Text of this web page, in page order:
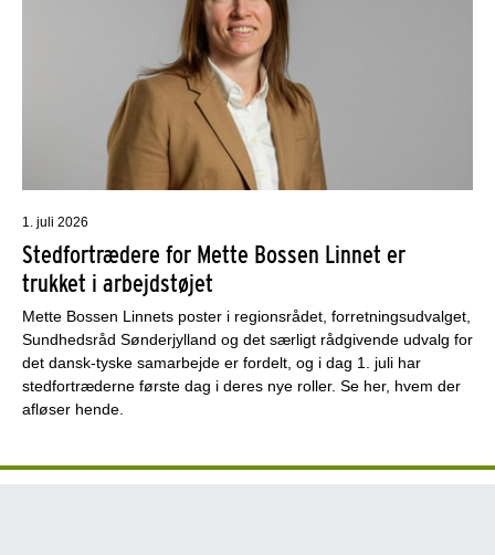
1. juli 2026
Stedfortrædere for Mette Bossen Linnet er
trukket i arbejdstøjet
Mette Bossen Linnets poster i regionsrådet, forretningsudvalget,
Sundhedsråd Sønderjylland og det særligt rådgivende udvalg for
det dansk-tyske samarbejde er fordelt, og i dag 1. juli har
stedfortræderne første dag i deres nye roller. Se her, hvem der
afløser hende.